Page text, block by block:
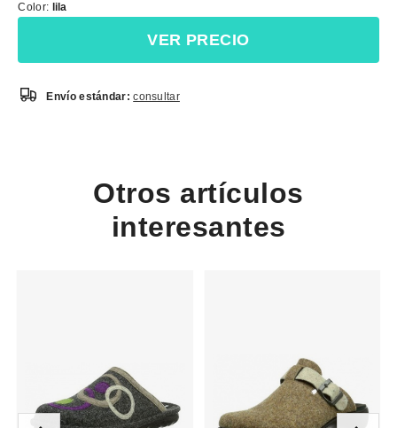
Color: lila
VER PRECIO
Envío estándar:consultar
Otros artículos
interesantes